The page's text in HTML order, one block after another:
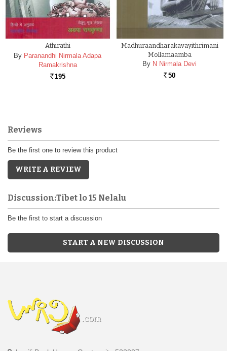
Athirathi
By Paranandhi Nirmala Adapa
Ramakrishna
Rs. 195
Madhuraandharakavayithrimani
Mollamaamba
By N Nirmala Devi
Rs. 50
Reviews
Be the first one to review this product
WRITE A REVIEW
Discussion:Tibet lo 15 Nelalu
Be the first to start a discussion
START A NEW DISCUSSION